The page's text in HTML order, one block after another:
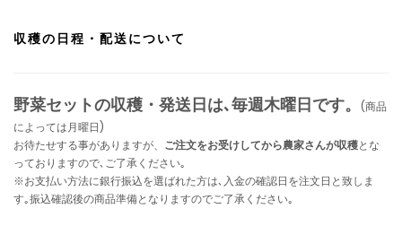
収穫の日程・配送について
野菜セットの収穫・発送日は､毎週木曜日です。
(商品
によっては月曜日)
お待たせする事がありますが、 ご注文をお受けしてから農家さんが収穫とな
っておりますので､ご了承ください｡
※お支払い方法に銀行振込を選ばれた方は､入金の確認日を注文日と致しま
す｡振込確認後の商品準備となりますのでご了承ください｡